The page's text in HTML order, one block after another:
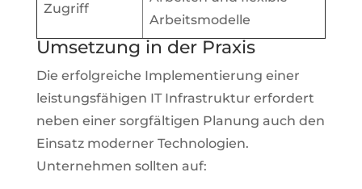
Zugriff
Arbeitsmodelle
Umsetzung in der Praxis
Die erfolgreiche Implementierung einer
leistungsfähigen IT Infrastruktur erfordert
neben einer sorgfältigen Planung auch den
Einsatz moderner Technologien.
Unternehmen sollten auf: